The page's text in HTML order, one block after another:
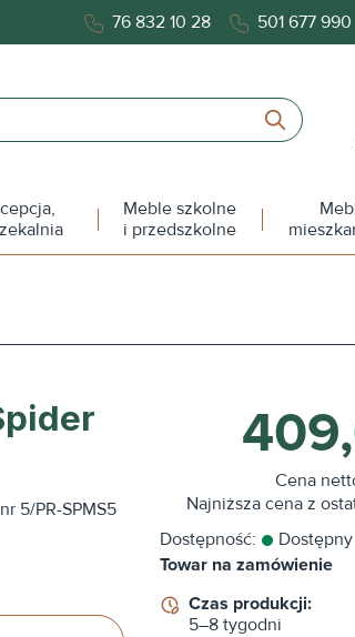
76 832 10 28 501 677 990
Meble szkolne
i przedszkolne
5/PR-SPMS5
Cena
Najniższa cena z
Dostępność:
Dostępny
Towar na zamówienie
Czas produkcji:
5–8 tygodni